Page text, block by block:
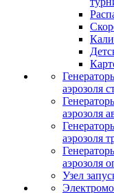
аэрозоля
аэрозоля
аэрозоля
аэрозоля
Узел